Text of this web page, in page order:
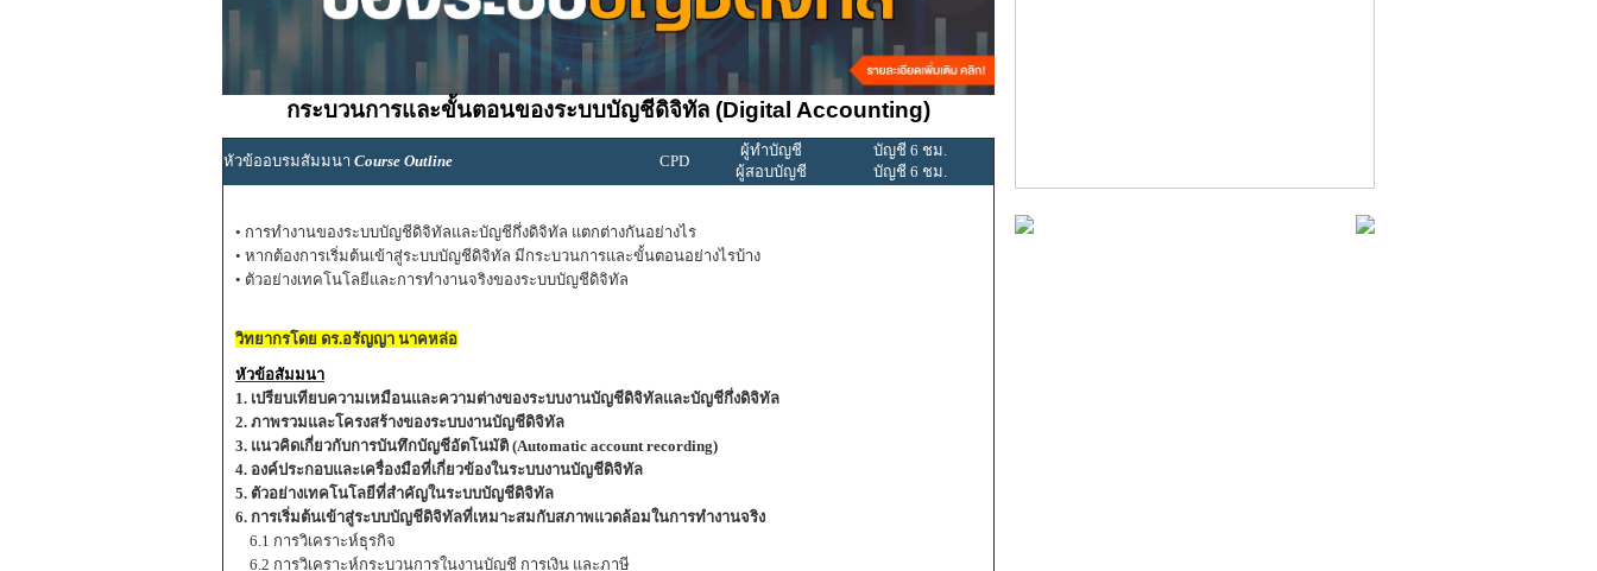
กระบวนการและขั้นตอนของระบบบัญชีดิจิทัล (Digital Accounting)
หัวข้ออบรมสัมมนา Course Outline CPD
ผู้ทำบัญชี
บัญชี 6 ชม.
ผู้สอบบัญชี
บัญชี 6 ชม.
• การทำงานของระบบบัญชีดิจิทัลและบัญชีกึ่งดิจิทัล แตกต่างกันอย่างไร
• หากต้องการเริ่มต้นเข้าสู่ระบบบัญชีดิจิทัล มีกระบวนการและขั้นตอนอย่างไรบ้าง
• ตัวอย่างเทคโนโลยีและการทำงานจริงของระบบบัญชีดิจิทัล
วิทยากรโดย ดร.อรัญญา นาคหล่อ
หัวข้อสัมมนา
1. เปรียบเทียบความเหมือนและความต่างของระบบงานบัญชีดิจิทัลและบัญชีกึ่งดิจิทัล
2. ภาพรวมและโครงสร้างของระบบงานบัญชีดิจิทัล
3. แนวคิดเกี่ยวกับการบันทึกบัญชีอัตโนมัติ (Automatic account recording)
4. องค์ประกอบและเครื่องมือที่เกี่ยวข้องในระบบงานบัญชีดิจิทัล
5. ตัวอย่างเทคโนโลยีที่สำคัญในระบบบัญชีดิจิทัล
6. การเริ่มต้นเข้าสู่ระบบบัญชีดิจิทัลที่เหมาะสมกับสภาพแวดล้อมในการทำงานจริง
6.1 การวิเคราะห์ธุรกิจ
6.2 การวิเคราะห์กระบวนการในงานบัญชี การเงิน และภาษี